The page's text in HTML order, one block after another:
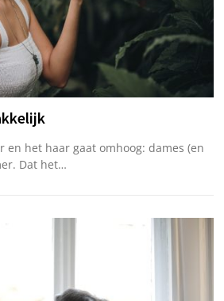
en het haar gaat omhoog: dames (en
Dat het…